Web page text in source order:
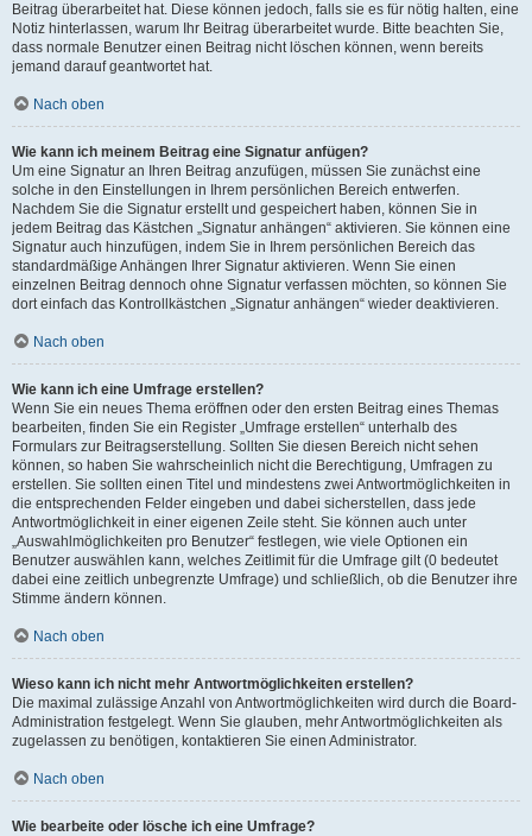
Beitrag überarbeitet hat. Diese können jedoch, falls sie es für nötig halten, eine
Notiz hinterlassen, warum Ihr Beitrag überarbeitet wurde. Bitte beachten Sie,
dass normale Benutzer einen Beitrag nicht löschen können, wenn bereits
jemand darauf geantwortet hat.
Nach oben
Wie kann ich meinem Beitrag eine Signatur anfügen?
Um eine Signatur an Ihren Beitrag anzufügen, müssen Sie zunächst eine
solche in den Einstellungen in Ihrem persönlichen Bereich entwerfen.
Nachdem Sie die Signatur erstellt und gespeichert haben, können Sie in
jedem Beitrag das Kästchen „Signatur anhängen“ aktivieren. Sie können eine
Signatur auch hinzufügen, indem Sie in Ihrem persönlichen Bereich das
standardmäßige Anhängen Ihrer Signatur aktivieren. Wenn Sie einen
einzelnen Beitrag dennoch ohne Signatur verfassen möchten, so können Sie
dort einfach das Kontrollkästchen „Signatur anhängen“ wieder deaktivieren.
Nach oben
Wie kann ich eine Umfrage erstellen?
Wenn Sie ein neues Thema eröffnen oder den ersten Beitrag eines Themas
bearbeiten, finden Sie ein Register „Umfrage erstellen“ unterhalb des
Formulars zur Beitragserstellung. Sollten Sie diesen Bereich nicht sehen
können, so haben Sie wahrscheinlich nicht die Berechtigung, Umfragen zu
erstellen. Sie sollten einen Titel und mindestens zwei Antwortmöglichkeiten in
die entsprechenden Felder eingeben und dabei sicherstellen, dass jede
Antwortmöglichkeit in einer eigenen Zeile steht. Sie können auch unter
„Auswahlmöglichkeiten pro Benutzer“ festlegen, wie viele Optionen ein
Benutzer auswählen kann, welches Zeitlimit für die Umfrage gilt (0 bedeutet
dabei eine zeitlich unbegrenzte Umfrage) und schließlich, ob die Benutzer ihre
Stimme ändern können.
Nach oben
Wieso kann ich nicht mehr Antwortmöglichkeiten erstellen?
Die maximal zulässige Anzahl von Antwortmöglichkeiten wird durch die Board-
Administration festgelegt. Wenn Sie glauben, mehr Antwortmöglichkeiten als
zugelassen zu benötigen, kontaktieren Sie einen Administrator.
Nach oben
Wie bearbeite oder lösche ich eine Umfrage?